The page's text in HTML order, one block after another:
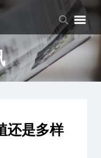
还是多样